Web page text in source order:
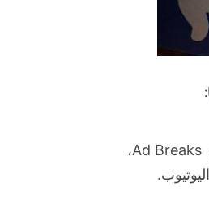
Ad Breaks،